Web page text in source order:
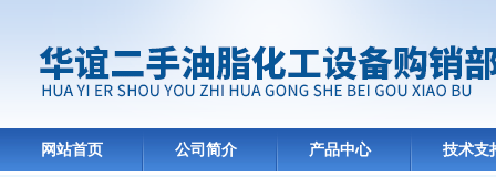
网站首页 公司简介 产品中心 技术支